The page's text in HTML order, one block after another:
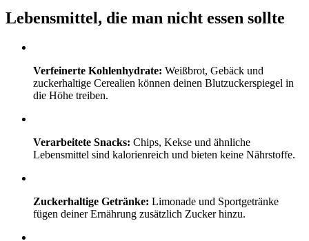
Lebensmittel, die man nicht essen sollte
Verfeinerte Kohlenhydrate: Weißbrot, Gebäck und
zuckerhaltige Cerealien können deinen Blutzuckerspiegel in
die Höhe treiben.
Verarbeitete Snacks: Chips, Kekse und ähnliche
Lebensmittel sind kalorienreich und bieten keine Nährstoffe.
Zuckerhaltige Getränke: Limonade und Sportgetränke
fügen deiner Ernährung zusätzlich Zucker hinzu.